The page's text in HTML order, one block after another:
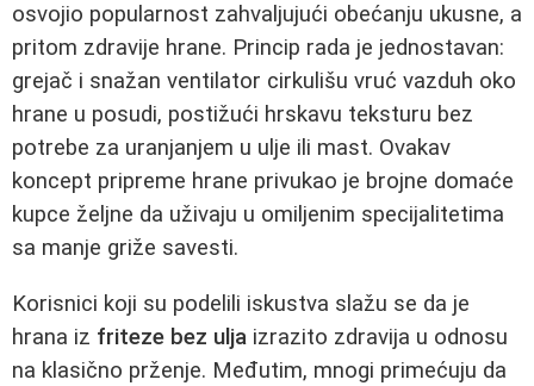
osvojio popularnost zahvaljujući obećanju ukusne, a
pritom zdravije hrane. Princip rada je jednostavan:
grejač i snažan ventilator cirkulišu vruć vazduh oko
hrane u posudi, postižući hrskavu teksturu bez
potrebe za uranjanjem u ulje ili mast. Ovakav
koncept pripreme hrane privukao je brojne domaće
kupce željne da uživaju u omiljenim specijalitetima
sa manje griže savesti.
Korisnici koji su podelili iskustva slažu se da je
hrana iz friteze bez ulja izrazito zdravija u odnosu
na klasično prženje. Međutim, mnogi primećuju da